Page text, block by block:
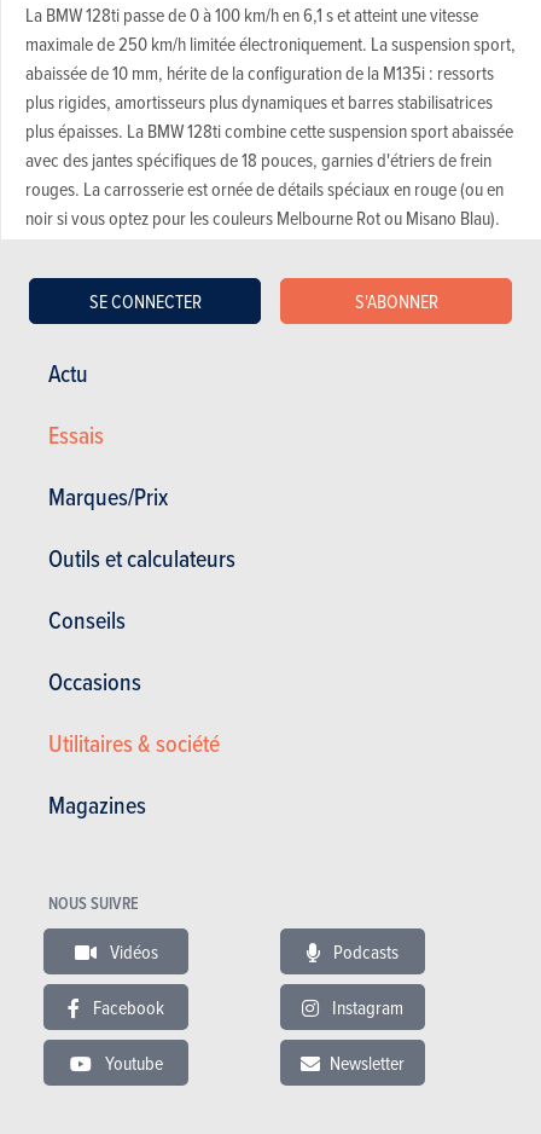
Actu
Essais
Marques/Prix
Outils et calculateurs
Conseils
Occasions
Utilitaires & société
Magazines
SE CONNECTER S'ABONNER
NOUS SUIVRE
Vidéos Podcasts
Facebook Instagram
Youtube Newsletter
La BMW 128ti passe de 0 à 100 km/h en 6,1 s et atteint une vitesse
maximale de 250 km/h limitée électroniquement. La suspension sport,
abaissée de 10 mm, hérite de la configuration de la M135i : ressorts
plus rigides, amortisseurs plus dynamiques et barres stabilisatrices
plus épaisses. La BMW 128ti combine cette suspension sport abaissée
avec des jantes spécifiques de 18 pouces, garnies d'étriers de frein
rouges. La carrosserie est ornée de détails spéciaux en rouge (ou en
noir si vous optez pour les couleurs Melbourne Rot ou Misano Blau).
M-sport au revêtement des sièges sport spécifiques.
Pas de M128i, mais 128ti. BMW a eu quelques difficultés à associer le
bien, surtout quand on pense aux modèles légendaires tels que les
sur la Série 3 Compact.
Ce n'est pas parce que la BMW 128ti doit composer avec moins de
puissance et les seules roues avant motrices, qu'elle est moins
extrême que la M135i, plus puissante et donc à quatre roues motrices.
La tenue de route est assez radicale, avec une suspension avant très
précise qui semble être sur des rails. Avec l'ESP entièrement
désactivé, le caractère agile du train arrière permet de réaliser de
belles figures lors des changements de charge. L'équilibre mécanique